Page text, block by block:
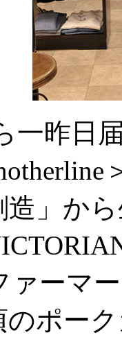
一昨日
造」か
ァーマ
のポー